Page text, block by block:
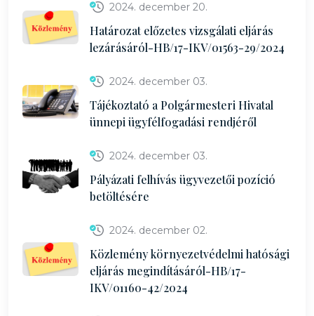
2024. december 20.
Határozat előzetes vizsgálati eljárás
lezárásáról-HB/17-IKV/01563-29/2024
2024. december 03.
Tájékoztató a Polgármesteri Hivatal
ünnepi ügyfélfogadási rendjéről
2024. december 03.
Pályázati felhívás ügyvezetői pozíció
betöltésére
2024. december 02.
Közlemény környezetvédelmi hatósági
eljárás megindításáról-HB/17-
IKV/01160-42/2024